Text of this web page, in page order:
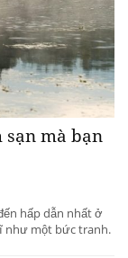
mà bạn
hấp dẫn nhất ở
như một bức tranh.